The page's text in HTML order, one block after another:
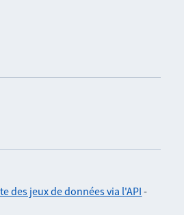
des jeux de données via l'API -